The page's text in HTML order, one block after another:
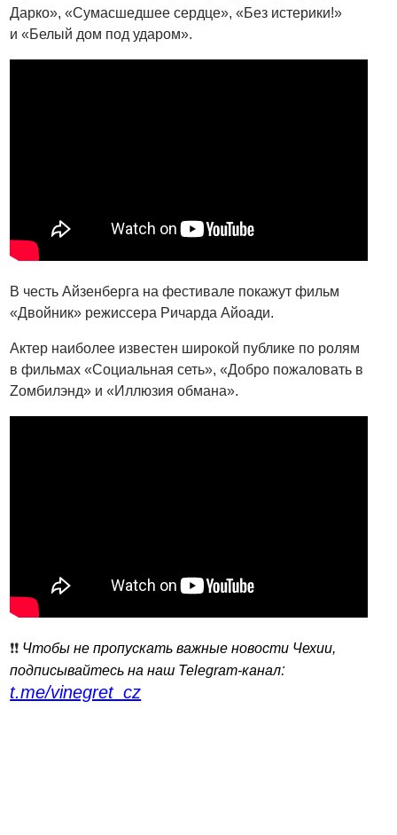
Дарко», «Сумасшедшее сердце», «Без истерики!»
и «Белый дом под ударом».
В честь Айзенберга на фестивале покажут фильм
«Двойник» режиссера Ричарда Айоади.
Актер наиболее известен широкой публике по ролям
в фильмах «Социальная сеть», «Добро пожаловать в
Zомбилэнд» и «Иллюзия обмана».
❗️❗️ Чтобы не пропускать важные новости Чехии,
подписывайтесь на наш Telegram-канал:
t.me/vinegret_cz